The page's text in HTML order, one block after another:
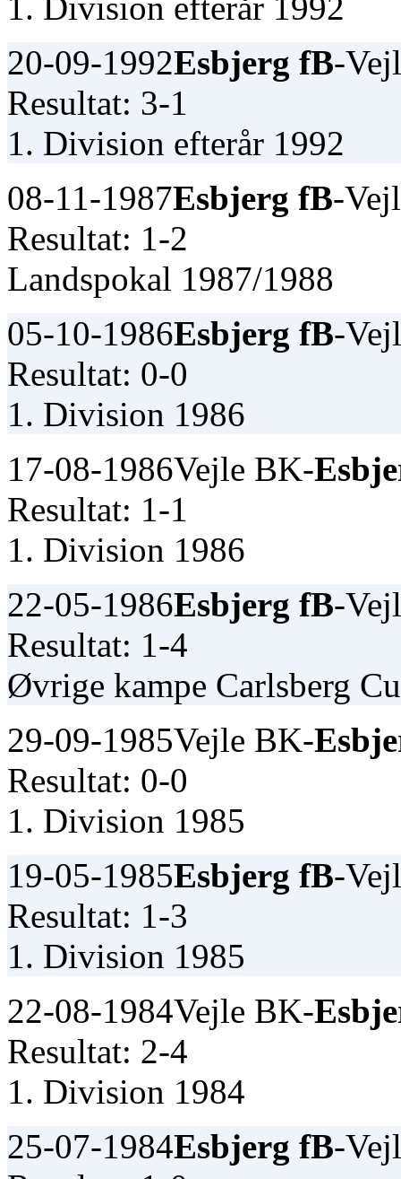
20-09-1992Esbjerg fB-
Resultat: 3-1
1. Division efterår 1992
08-11-1987Esbjerg fB-
Resultat: 1-2
Landspokal 1987/1988
05-10-1986Esbjerg fB-
Resultat: 0-0
1. Division 1986
17-08-1986Vejle BK-
Resultat: 1-1
1. Division 1986
22-05-1986Esbjerg fB-
Resultat: 1-4
Øvrige kampe Carlsberg
29-09-1985Vejle BK-
Resultat: 0-0
1. Division 1985
19-05-1985Esbjerg fB-
Resultat: 1-3
1. Division 1985
22-08-1984Vejle BK-
Resultat: 2-4
1. Division 1984
25-07-1984Esbjerg fB-